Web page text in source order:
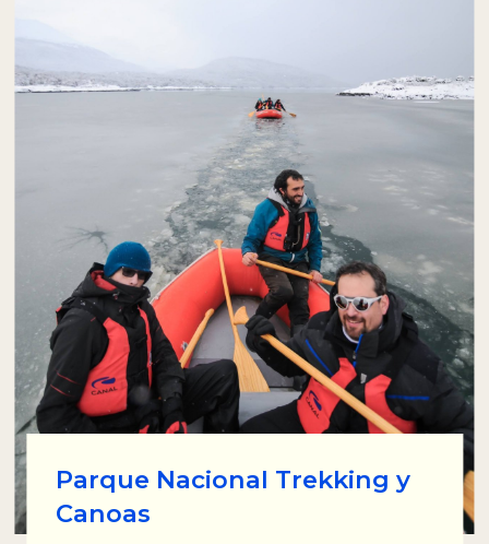
Parque Nacional Trekking y
Canoas